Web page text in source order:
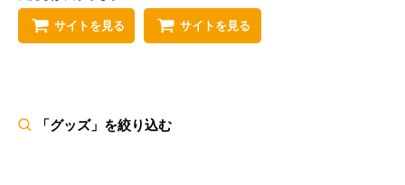
たたいせつな10の思い
出』
サイトを見る サイトを見る
「グッズ」を絞り込む